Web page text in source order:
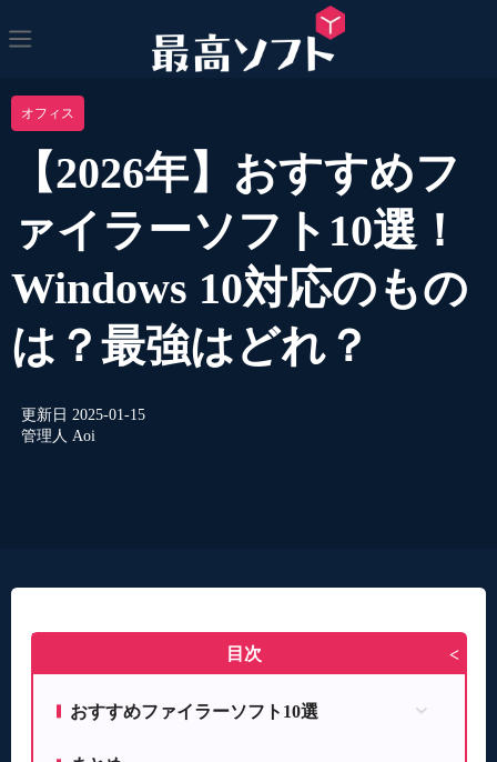
オフィス
【2026年】おすすめフ
ァイラーソフト10選！
Windows 10対応のもの
は？最強はどれ？
更新日 2025-01-15
管理人 Aoi
目次 >
おすすめファイラーソフト10選